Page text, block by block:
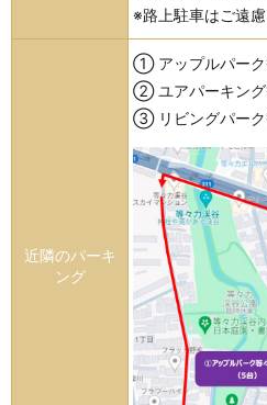
※路上駐車はご遠慮
近隣のパーキ
ング
① アップルパーク
② ユアパーキング
③ リビングパーク